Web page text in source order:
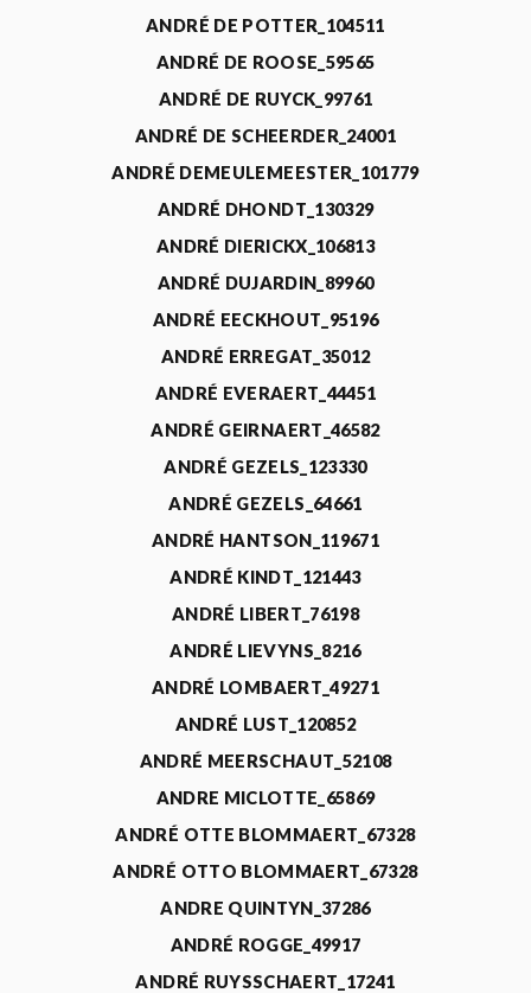
ANDRÉ DE POTTER_104511
ANDRÉ DE ROOSE_59565
ANDRÉ DE RUYCK_99761
ANDRÉ DE SCHEERDER_24001
ANDRÉ DEMEULEMEESTER_101779
ANDRÉ DHONDT_130329
ANDRÉ DIERICKX_106813
ANDRÉ DUJARDIN_89960
ANDRÉ EECKHOUT_95196
ANDRÉ ERREGAT_35012
ANDRÉ EVERAERT_44451
ANDRÉ GEIRNAERT_46582
ANDRÉ GEZELS_123330
ANDRÉ GEZELS_64661
ANDRÉ HANTSON_119671
ANDRÉ KINDT_121443
ANDRÉ LIBERT_76198
ANDRÉ LIEVYNS_8216
ANDRÉ LOMBAERT_49271
ANDRÉ LUST_120852
ANDRÉ MEERSCHAUT_52108
ANDRE MICLOTTE_65869
ANDRÉ OTTE BLOMMAERT_67328
ANDRÉ OTTO BLOMMAERT_67328
ANDRE QUINTYN_37286
ANDRÉ ROGGE_49917
ANDRÉ RUYSSCHAERT_17241